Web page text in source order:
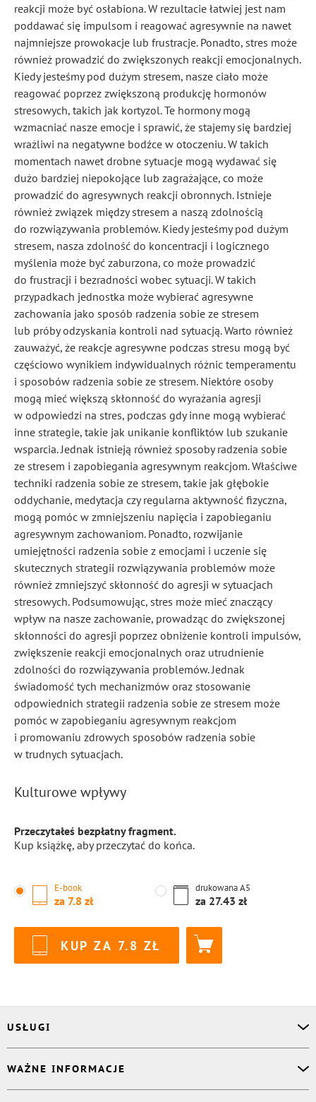
reakcji może być osłabiona. W rezultacie łatwiej jest nam
poddawać się impulsom i reagować agresywnie na nawet
najmniejsze prowokacje lub frustracje. Ponadto, stres może
również prowadzić do zwiększonych reakcji emocjonalnych.
Kiedy jesteśmy pod dużym stresem, nasze ciało może
reagować poprzez zwiększoną produkcję hormonów
stresowych, takich jak kortyzol. Te hormony mogą
wzmacniać nasze emocje i sprawić, że stajemy się bardziej
wrażliwi na negatywne bodźce w otoczeniu. W takich
momentach nawet drobne sytuacje mogą wydawać się
dużo bardziej niepokojące lub zagrażające, co może
prowadzić do agresywnych reakcji obronnych. Istnieje
również związek między stresem a naszą zdolnością
do rozwiązywania problemów. Kiedy jesteśmy pod dużym
stresem, nasza zdolność do koncentracji i logicznego
myślenia może być zaburzona, co może prowadzić
do frustracji i bezradności wobec sytuacji. W takich
przypadkach jednostka może wybierać agresywne
zachowania jako sposób radzenia sobie ze stresem
lub próby odzyskania kontroli nad sytuacją. Warto również
zauważyć, że reakcje agresywne podczas stresu mogą być
częściowo wynikiem indywidualnych różnic temperamentu
i sposobów radzenia sobie ze stresem. Niektóre osoby
mogą mieć większą skłonność do wyrażania agresji
w odpowiedzi na stres, podczas gdy inne mogą wybierać
inne strategie, takie jak unikanie konfliktów lub szukanie
wsparcia. Jednak istnieją również sposoby radzenia sobie
ze stresem i zapobiegania agresywnym reakcjom. Właściwe
techniki radzenia sobie ze stresem, takie jak głębokie
oddychanie, medytacja czy regularna aktywność fizyczna,
mogą pomóc w zmniejszeniu napięcia i zapobieganiu
agresywnym zachowaniom. Ponadto, rozwijanie
umiejętności radzenia sobie z emocjami i uczenie się
skutecznych strategii rozwiązywania problemów może
również zmniejszyć skłonność do agresji w sytuacjach
stresowych. Podsumowując, stres może mieć znaczący
wpływ na nasze zachowanie, prowadząc do zwiększonej
skłonności do agresji poprzez obniżenie kontroli impulsów,
zwiększenie reakcji emocjonalnych oraz utrudnienie
zdolności do rozwiązywania problemów. Jednak
świadomość tych mechanizmów oraz stosowanie
odpowiednich strategii radzenia sobie ze stresem może
pomóc w zapobieganiu agresywnym reakcjom
i promowaniu zdrowych sposobów radzenia sobie
w trudnych sytuacjach.
Kulturowe wpływy
Przeczytałeś bezpłatny fragment.
Kup książkę, aby przeczytać do końca.
E-book
za 7.8
drukowanaA5
za 27.43
KUP ZA 7.8
USŁUGI
Korektor
Projektant okładki
WAŻNE INFORMACJE